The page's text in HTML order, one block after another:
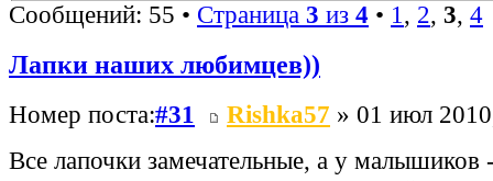
Сообщений: 55 • Страница 3 из 4 • 1 , 2, 3, 4
Лапки наших любимцев))
Номер поста:#31 Rishka57 » 01 июл
Все лапочки замечательные, а у малышиков